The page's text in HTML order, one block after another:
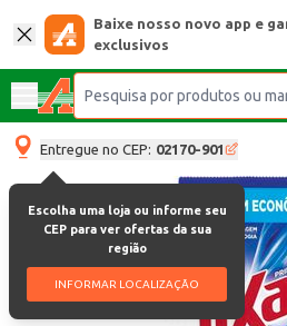
Baixe nosso novo app e
exclusivos
Entregue no CEP: 02170-901
Escolha uma loja ou informe seu
CEP para ver ofertas da sua
região
INFORMAR LOCALIZAÇÃO